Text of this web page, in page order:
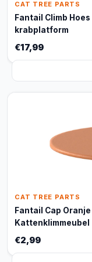
CAT TREE PARTS
Fantail Climb
krabplatform
€17,99
CAT TREE PARTS
Fantail Cap
Kattenklimmeubel
€2,99